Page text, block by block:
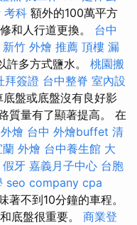
考科 額外的100萬平方
和人行道更換。 台中
新竹 外燴 推薦 頂樓 漏
許多方式鹽水。 桃園搬
拜簽證 台中整脊 室內設
盤或底盤沒有良好影
質量有了顯著提高。 在
外燴 台中 外燴buffet 清
蘭 外燴 台中養生館 大
假牙 嘉義月子中心 台胞
seo company cpa
著不到10分鐘的車程。
底盤很重要。 商業登